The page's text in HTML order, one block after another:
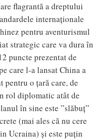
flagrantă a dreptului
internaționale
pentru aventurismul
strategic care va dura în
puncte prezentat de
care l-a lansat China a
pentru o țară care, de
rol diplomatic atât de
în sine este ”slăbuț”
(mai ales că nu cere
Ucraina) și este puțin